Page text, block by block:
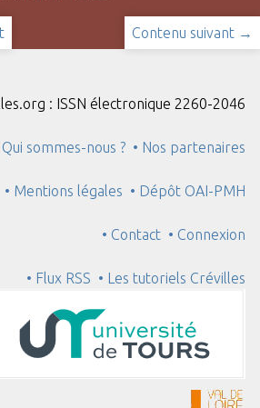
Contenu suivant →
: ISSN électronique 2260-2046
Qui sommes-nous ? • Nos partenaires
• Mentions légales • Dépôt OAI-PMH
• Contact • Connexion
• Flux RSS • Les tutoriels Crévilles